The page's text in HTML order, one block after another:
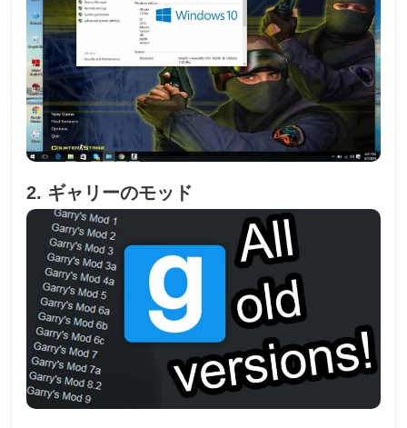
2. ギャリーのモッド